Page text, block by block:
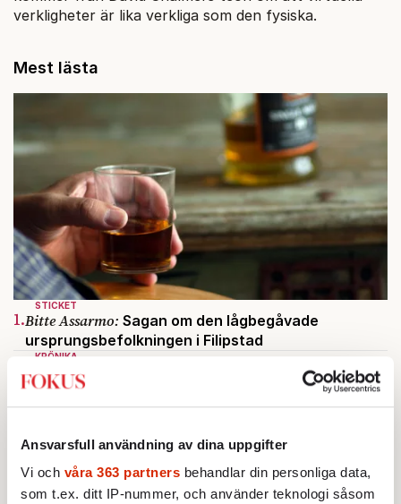
Ansvarsfull användning av dina uppgifter
Vi och våra 363 partners behandlar din personliga data,
som t.ex. ditt IP-nummer, och använder teknologi såsom
verkligheter är lika verkliga som den fysiska.
Mest lästa
STICKET
1.Bitte Assarmo: Sagan om den lågbegåvade
ursprungsbefolkningen i Filipstad
KRÖNIKA
2.Frans Wachtmeister:
Ja, AC är ett hot mot den
franska civilisationen
BOKRECENSION
Av: Gustaf Lewander
KRÖNIKA
4.Nina Lekander:På ”Kommunisthögskolan” drömde
alla om att vara arbetarklass